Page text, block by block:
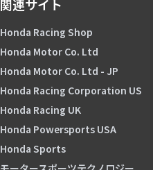
関連サイト
Honda Racing Shop
Honda Motor Co. Ltd
Honda Motor Co. Ltd - JP
Honda Racing Corporation US
Honda Racing UK
Honda Powersports USA
Honda Sports